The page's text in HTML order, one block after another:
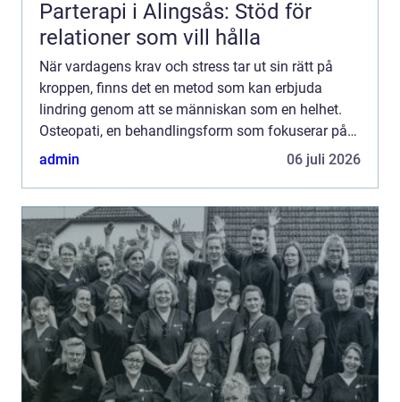
Parterapi i Alingsås: Stöd för
relationer som vill hålla
När vardagens krav och stress tar ut sin rätt på
kroppen, finns det en metod som kan erbjuda
lindring genom att se människan som en helhet.
Osteopati, en behandlingsform som fokuserar på
kroppens naturliga förmåg...
admin 06 juli 2026